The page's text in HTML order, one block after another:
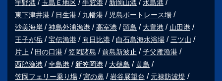
宇野港 玉島Ｅ地区 牛窓港 新岡山港
水島港
東下津井港
日生港 九幡港
児島ボートレース場
沙美海岸
神島外浦漁港 高室港 頭島 大畠港
山田港
王子が岳
宝伝漁港 向日比港 白石島海水浴場
三ツ山
片上
田の口港 笠岡諸島 前島新波止
子父雁漁港
西脇漁港
幸島港 新笠岡港 大槌島
黄島
笠岡フェリー乗り場
宮の鼻 岩谷展望台
元禄防波堤